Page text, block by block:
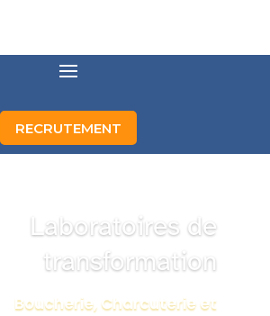
RECRUTEMENT
Laboratoires de
transformation
Boucherie, Charcuterie et